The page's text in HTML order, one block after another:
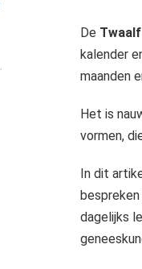
De
kalender
maanden
Het is
vormen,
In dit
dagelijks